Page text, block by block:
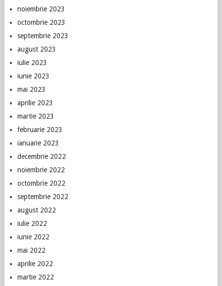
noiembrie 2023
octombrie 2023
septembrie 2023
august 2023
iulie 2023
iunie 2023
mai 2023
aprilie 2023
martie 2023
februarie 2023
ianuarie 2023
decembrie 2022
noiembrie 2022
octombrie 2022
septembrie 2022
august 2022
iulie 2022
iunie 2022
mai 2022
aprilie 2022
martie 2022